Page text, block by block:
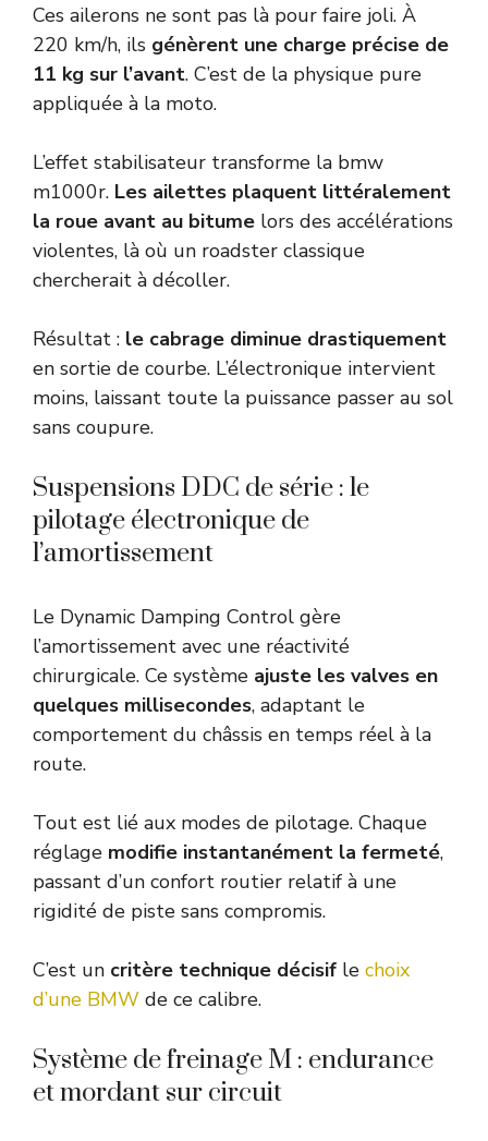
Ces ailerons ne sont pas là pour faire joli. À
220 km/h, ils génèrent une charge précise de
11 kg sur l’avant. C’est de la physique pure
appliquée à la moto.
L’effet stabilisateur transforme la bmw
m1000r. Les ailettes plaquent littéralement
la roue avant au bitume lors des accélérations
violentes, là où un roadster classique
chercherait à décoller.
Résultat : le cabrage diminue drastiquement
en sortie de courbe. L’électronique intervient
moins, laissant toute la puissance passer au sol
sans coupure.
Suspensions DDC de série : le
pilotage électronique de
l’amortissement
Le Dynamic Damping Control gère
l’amortissement avec une réactivité
chirurgicale. Ce système ajuste les valves en
quelques millisecondes, adaptant le
comportement du châssis en temps réel à la
route.
Tout est lié aux modes de pilotage. Chaque
réglage modifie instantanément la fermeté,
passant d’un confort routier relatif à une
rigidité de piste sans compromis.
C’est un critère technique décisif le choix
d’une BMW de ce calibre.
Système de freinage M : endurance
et mordant sur circuit